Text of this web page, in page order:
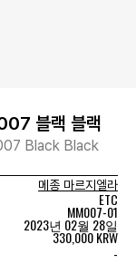
블랙 블랙
Black Black
메종 마르지엘라
ETC
MM007-01
2023년 02월 28일
330,000 KRW
-